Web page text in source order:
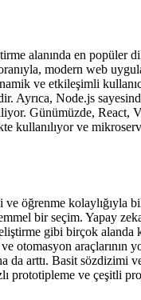
alanında en popüler
modern web
ve etkileşimli
Ayrıca, Node.js
Günümüzde, React,
kullanılıyor ve
öğrenme kolaylığıyla
bir seçim. Yapay
gibi birçok alanda
otomasyon araçlarının
da arttı. Basit sözdizimi
prototipleme ve çeşitli